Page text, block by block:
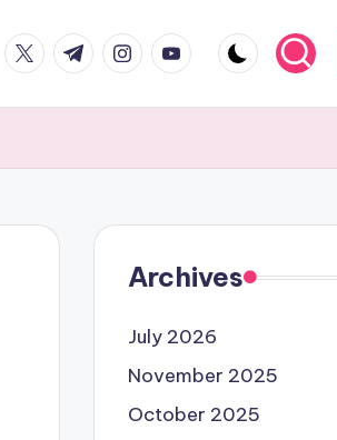
twitter.com
t.me instagram.com
youtube.com
Archives
July 2026
November 2025
October 2025